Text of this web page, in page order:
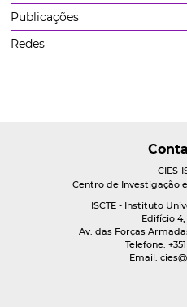
Publicações
Redes
CIES-
Centro de Investigação
ISCTE - Instituto
Edifício 4,
Av. das Forças
Telefone:
Email: